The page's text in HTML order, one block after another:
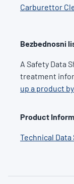
Carburettor
Bezbednosni
A Safety Data
treatment
up a product
Product
Technical